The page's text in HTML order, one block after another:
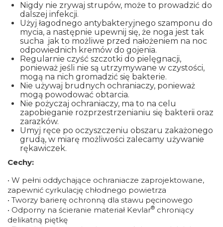
Nigdy nie zrywaj strupów, może to prowadzić do
dalszej infekcji.
Użyj łagodnego antybakteryjnego szamponu do
mycia, a następnie upewnij się, że noga jest tak
sucha jak to możliwe przed nałożeniem na noc
odpowiednich kremów do gojenia.
Regularnie czyść szczotki do pielęgnacji,
ponieważ jeśli nie są utrzymywane w czystości,
mogą na nich gromadzić się bakterie.
Nie używaj brudnych ochraniaczy, ponieważ
mogą powodować obtarcia.
Nie pożyczaj ochraniaczy, ma to na celu
zapobieganie rozprzestrzenianiu się bakterii oraz
zarazków.
Umyj ręce po oczyszczeniu obszaru zakażonego
grudą, w miarę możliwości zalecamy używanie
rękawiczek.
Cechy:
• W pełni oddychające ochraniacze zaprojektowane,
zapewnić cyrkulację chłodnego powietrza
• Tworzy barierę ochronną dla stawu pęcinowego
• Odporny na ścieranie materiał Kevlar® chroniący
delikatną piętkę